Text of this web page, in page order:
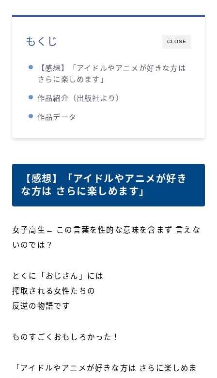
CLOSE
もくじ
【感想】「アイドルやアニメが好きな方は
さらに楽しめます」
作品紹介（出版社より）
作品データ
【感想】「アイドルやアニメが好き
な方は さらに楽しめます」
女子高生← この言葉を性的な意味を含まず 言えな
いのでは？
とくに「おじさん」には
搾取される女性たちの
反逆の物語です
ものすごくおもしろかった！
「アイドルやアニメが好きな方は さらに楽しめま